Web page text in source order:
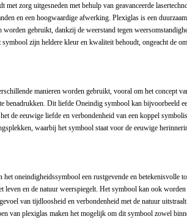
zorg uitgesneden met behulp van geavanceerde
en een hoogwaardige afwerking. Plexiglas is een
gebruikt, dankzij de weerstand tegen
zijn heldere kleur en kwaliteit behoudt, ongeacht de
manieren worden gebruikt, vooral om het concept
benadrukken. Dit liefde Oneindig symbool kan bijvoorbeeld
de eeuwige liefde en verbondenheid van een koppel
waarbij het symbool staat voor de eeuwige
oneindigheidssymbool een rustgevende en betekenisvolle
leven en de natuur weerspiegelt. Het symbool kan ook worden
van tijdloosheid en verbondenheid met de natuur
van plexiglas maken het mogelijk om dit symbool zowel